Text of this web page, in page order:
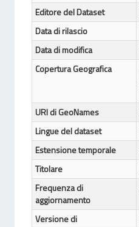
Editore del Dataset
Data di rilascio
Data di modifica
Copertura Geografica
URI di GeoNames
Lingue del dataset
Estensione temporale
Titolare
Frequenza di
aggiornamento
Versione di